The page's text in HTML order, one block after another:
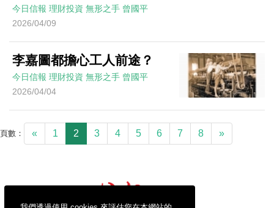
今日信報 理財投資 無形之手 曾國平
2026/04/09
李嘉圖都擔心工人前途？
今日信報 理財投資 無形之手 曾國平
2026/04/04
頁數： « 1 2 3 4 5 6 7 8 »